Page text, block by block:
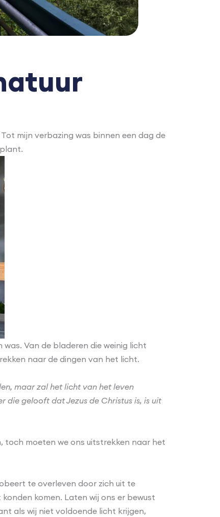
mijn verbazing was binnen een dag de
Van de bladeren die weinig licht
naar de dingen van het licht.
maar zal het licht van het leven
die gelooft dat Jezus de Christus is, is uit
toch moeten we ons uitstrekken naar het
te overleven door zich uit te
komen. Laten wij ons er bewust
als wij niet voldoende licht krijgen,